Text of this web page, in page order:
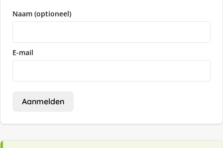
Naam (optioneel)
E-mail
Aanmelden